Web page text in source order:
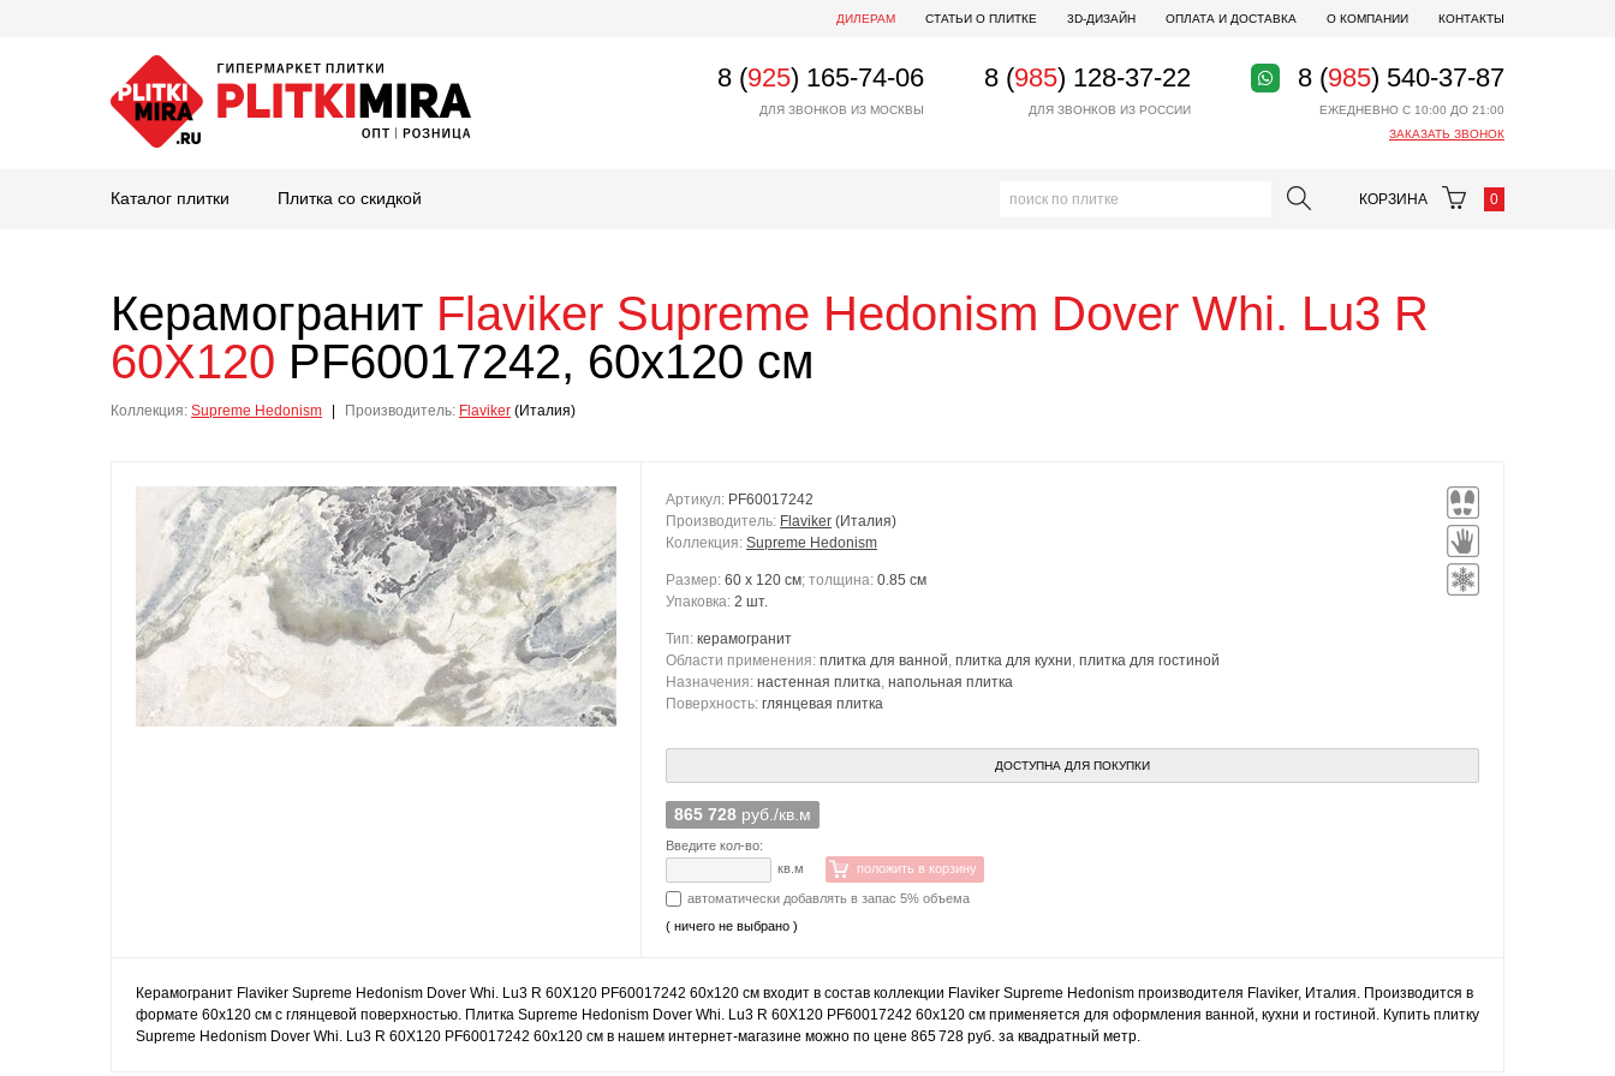
ДИЛЕРАМ СТАТЬИ О ПЛИТКЕ 3D-ДИЗАЙН ОПЛАТА И ДОСТАВКА О КОМПАНИИ КОНТАКТЫ
8 (925) 165-74-06
ДЛЯ ЗВОНКОВ ИЗ МОСКВЫ
8 (985) 128-37-22
ДЛЯ ЗВОНКОВ ИЗ РОССИИ
8 (985) 540-37-87
ЕЖЕДНЕВНО С 10:00 ДО 21:00
ЗАКАЗАТЬ ЗВОНОК
Каталог плитки Плитка со скидкой КОРЗИНА 0
Керамогранит Flaviker Supreme Hedonism Dover Whi. Lu3 R
60X120 PF60017242, 60x120 см
Коллекция: Supreme Hedonism Производитель: Flaviker (Италия)
Артикул: PF60017242
Производитель: Flaviker (Италия)
Коллекция: Supreme Hedonism
Размер: 60 x 120 см; толщина: 0.85 см
Упаковка: 2 шт.
Тип: керамогранит
Области применения: плитка для ванной, плитка для кухни, плитка для гостиной
Назначения: настенная плитка, напольная плитка
Поверхность: глянцевая плитка
ДОСТУПНА ДЛЯ ПОКУПКИ
865 728 руб./кв.м
Введите кол-во:
кв.м
положить в корзину
автоматически добавлять в запас 5% объема
( ничего не выбрано )
Керамогранит Flaviker Supreme Hedonism Dover Whi. Lu3 R 60X120 PF60017242 60x120 см входит в состав коллекции Flaviker Supreme Hedonism производителя Flaviker, Италия. Производится в
формате 60x120 см с глянцевой поверхностью. Плитка Supreme Hedonism Dover Whi. Lu3 R 60X120 PF60017242 60x120 см применяется для оформления ванной, кухни и гостиной. Купить плитку
Supreme Hedonism Dover Whi. Lu3 R 60X120 PF60017242 60x120 см в нашем интернет-магазине можно по цене 865 728 руб. за квадратный метр.